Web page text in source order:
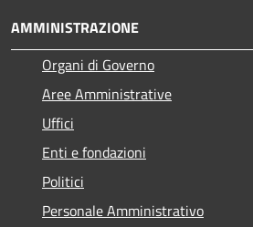
AMMINISTRAZIONE
Organi di Governo
Aree Amministrative
Uffici
Enti e fondazioni
Politici
Personale Amministrativo